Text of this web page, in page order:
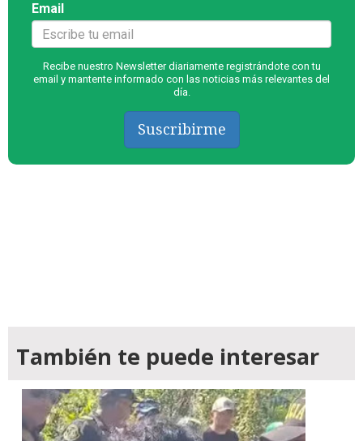
Email
Recibe nuestro Newsletter diariamente registrándote con tu
email y mantente informado con las noticias más relevantes del
día.
Suscribirme
También te puede interesar